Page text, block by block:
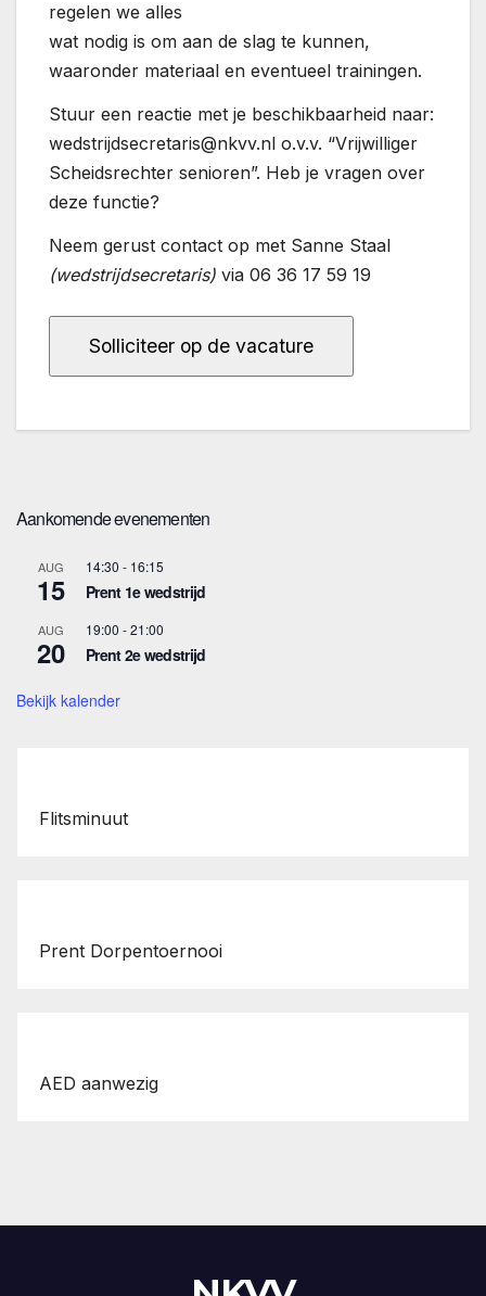
regelen we alles
wat nodig is om aan de slag te kunnen,
waaronder materiaal en eventueel trainingen.
Stuur een reactie met je beschikbaarheid naar:
wedstrijdsecretaris@nkvv.nl o.v.v. “Vrijwilliger
Scheidsrechter senioren”. Heb je vragen over
deze functie?
Neem gerust contact op met Sanne Staal
(wedstrijdsecretaris) via 06 36 17 59 19
Aankomende evenementen
AUG
15
14:30 - 16:15
Prent 1e wedstrijd
AUG
20
19:00 -21:00
Prent 2e wedstrijd
Bekijk kalender
Flitsminuut
Prent Dorpentoernooi
AED aanwezig